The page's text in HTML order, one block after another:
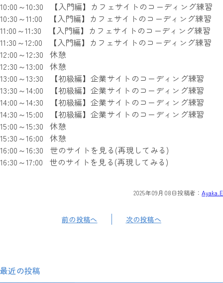
10:00～10:30 【入門編】カフェサイトのコーディング練習
10:30～11:00 【入門編】カフェサイトのコーディング練習
11:00～11:30 【入門編】カフェサイトのコーディング練習
11:30～12:00 【入門編】カフェサイトのコーディング練習
12:00～12:30 休憩
12:30～13:00 休憩
13:00～13:30 【初級編】企業サイトのコーディング練習
13:30～14:00 【初級編】企業サイトのコーディング練習
14:00～14:30 【初級編】企業サイトのコーディング練習
14:30～15:00 【初級編】企業サイトのコーディング練習
15:00～15:30 休憩
15:30～16:00 休憩
16:00～16:30 世のサイトを見る(再現してみる)
16:30～17:00 世のサイトを見る(再現してみる)
2025年09月08日投稿者：Ayaka.E
前の投稿へ 次の投稿へ
最近の投稿